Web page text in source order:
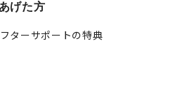
げた方
ターサポートの特典